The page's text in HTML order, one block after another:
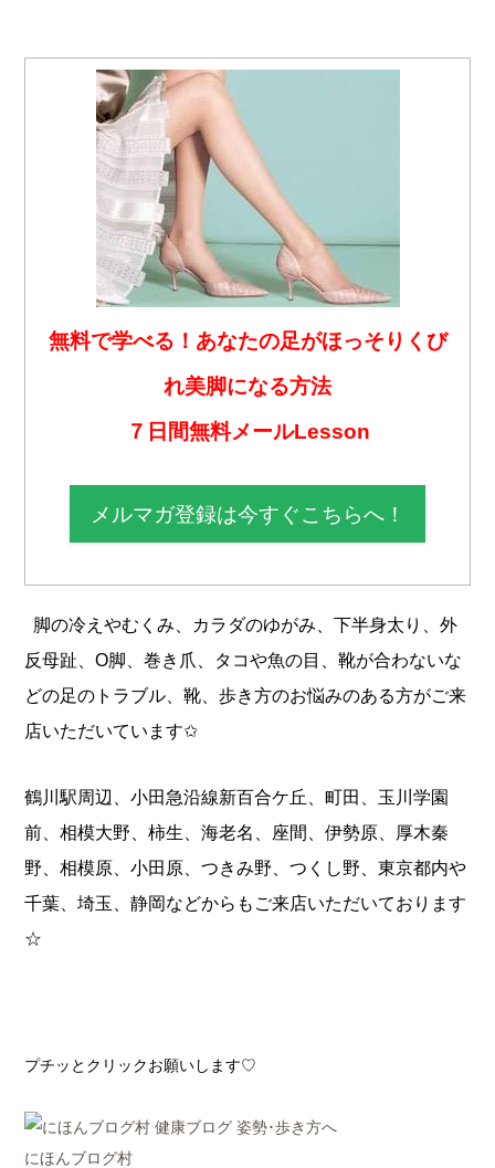
無料で学べる！あなたの足がほっそりくび
れ美脚になる方法
７日間無料メールLesson
メルマガ登録は今すぐこちらへ！
脚の冷えやむくみ、カラダのゆがみ、下半身太り、外
反母趾、O脚、巻き爪、タコや魚の目、靴が合わないな
どの足のトラブル、靴、歩き方のお悩みのある方がご来
店いただいています✩
鶴川駅周辺、小田急沿線新百合ケ丘、町田、玉川学園
前、相模大野、柿生、海老名、座間、伊勢原、厚木秦
野、相模原、小田原、つきみ野、つくし野、東京都内や
千葉、埼玉、静岡などからもご来店いただいております
☆
プチッとクリックお願いします♡
にほんブログ村